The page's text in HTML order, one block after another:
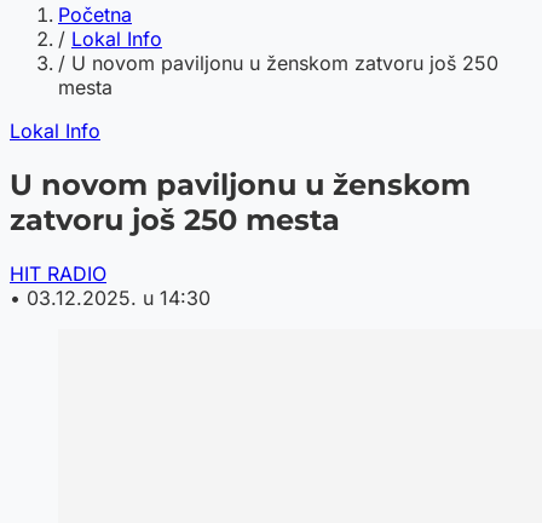
Početna
/ Lokal Info
/ U novom paviljonu u ženskom zatvoru još 250
mesta
Lokal Info
U novom paviljonu u ženskom
zatvoru još 250 mesta
HIT RADIO
• 03.12.2025. u 14:30